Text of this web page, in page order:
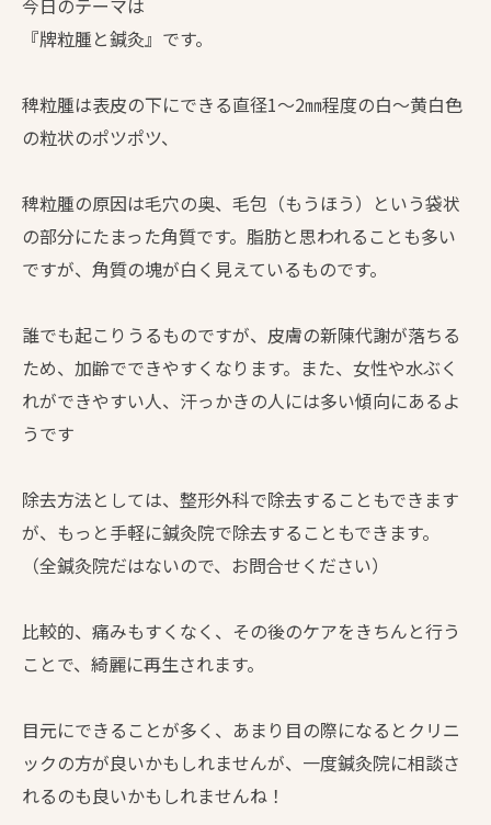
今日のテーマは
『牌粒腫と鍼灸』です。
稗粒腫は表皮の下にできる直径1～2㎜程度の白～黄白色
の粒状のポツポツ、
稗粒腫の原因は毛穴の奥、毛包（もうほう）という袋状
の部分にたまった角質です。脂肪と思われることも多い
ですが、角質の塊が白く見えているものです。
誰でも起こりうるものですが、皮膚の新陳代謝が落ちる
ため、加齢でできやすくなります。また、女性や水ぶく
れができやすい人、汗っかきの人には多い傾向にあるよ
うです
除去方法としては、整形外科で除去することもできます
が、もっと手軽に鍼灸院で除去することもできます。
（全鍼灸院だはないので、お問合せください）
比較的、痛みもすくなく、その後のケアをきちんと行う
ことで、綺麗に再生されます。
目元にできることが多く、あまり目の際になるとクリニ
ックの方が良いかもしれませんが、一度鍼灸院に相談さ
れるのも良いかもしれませんね！